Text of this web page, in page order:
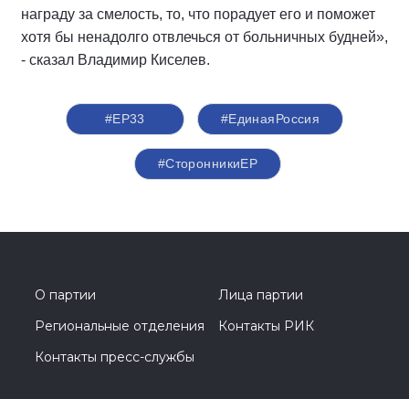
награду за смелость, то, что порадует его и поможет
хотя бы ненадолго отвлечься от больничных будней»,
- сказал Владимир Киселев.
#ЕР33 #ЕдинаяРоссия
#СторонникиЕР
О партии
Лица партии
Региональные отделения
Контакты РИК
Контакты пресс-службы